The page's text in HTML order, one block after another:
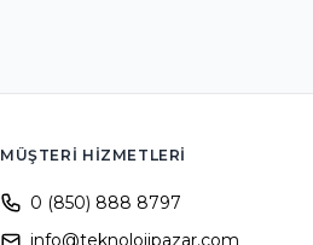
MÜŞTERI HIZMETLERI
0 (850) 888 8797
info@teknolojipazar.com